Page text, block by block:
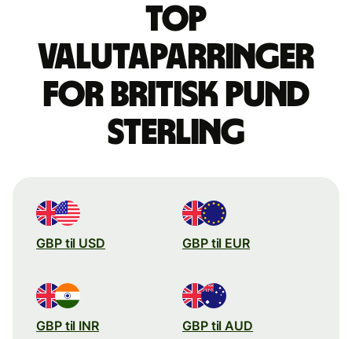
Top
valutaparringer
for britisk pund
sterling
GBP til USD GBP til EUR
GBP til INR GBP til AUD